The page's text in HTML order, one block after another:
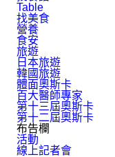
Table
找美食
營養
食安
旅遊
日本旅遊
韓國旅遊
體面奧斯卡
百大醫師專家
第十三屆奧斯卡
第十二屆奧斯卡
布告欄
活動
線上記者會